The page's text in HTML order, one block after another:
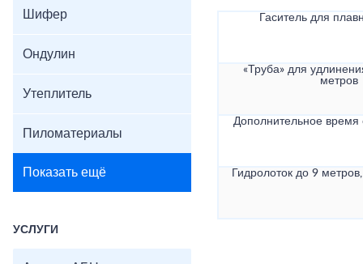
Шифер
Ондулин
Утеплитель
Пиломатериалы
Показать ещё
УСЛУГИ
Гаситель для
«Труба» для
метров
Дополнительное
Гидролоток до 9